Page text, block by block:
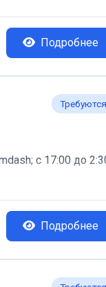
Подробнее
Требуются
с 17:00 до
Подробнее